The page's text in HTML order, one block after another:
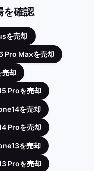
を確認
を売却
Pro Maxを売却
却
Proを売却
を売却
Proを売却
を売却
Proを売却